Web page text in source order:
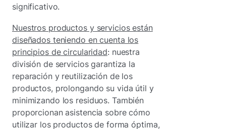
significativo.
Nuestros productos y servicios están
diseñados teniendo en cuenta los
principios de circularidad: nuestra
división de servicios garantiza la
reparación y reutilización de los
productos, prolongando su vida útil y
minimizando los residuos. También
proporcionan asistencia sobre cómo
utilizar los productos de forma óptima,